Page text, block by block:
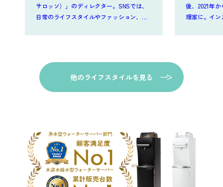
サロッソ）」のディレクター。SNSでは、
日常のライフスタイルやファッション、料
後、2021年
理家に。イ
他のライフスタイルを見る